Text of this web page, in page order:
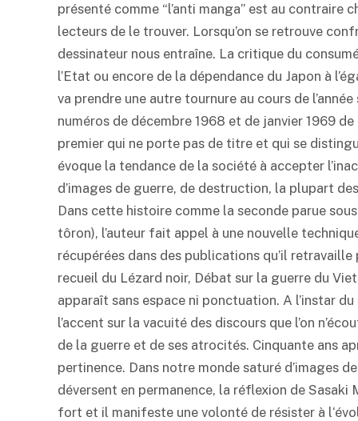
présenté comme “l’anti manga” est au
lecteurs de le trouver. Lorsqu’on se retrouve
dessinateur nous entraîne. La critique du
l’Etat ou encore de la dépendance du Japon à
va prendre une autre tournure au cours de
numéros de décembre 1968 et de janvier 1969
premier qui ne porte pas de titre et qui se
évoque la tendance de la société à accepter
d’images de guerre, de destruction, la plupart
Dans cette histoire comme la seconde parue
tôron), l’auteur fait appel à une nouvelle
récupérées dans des publications qu’il
recueil du Lézard noir, Débat sur la guerre du
apparaît sans espace ni ponctuation. A l’instar
l’accent sur la vacuité des discours que l’on
de la guerre et de ses atrocités. Cinquante ans
pertinence. Dans notre monde saturé d’images
déversent en permanence, la réflexion de Sasaki
fort et il manifeste une volonté de résister à